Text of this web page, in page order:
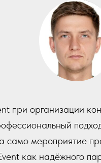
в Грузии было